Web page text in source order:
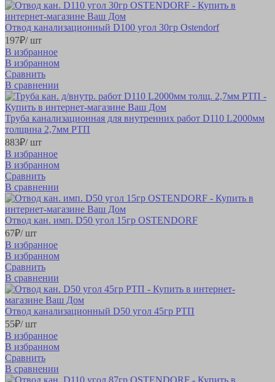
Отвод канализационный D100 угол 30гр Ostendorf
197₽/ шт
В избранное
В избранном
Сравнить
В сравнении
Труба канализационная для внутренних работ D110 L2000мм
толщина 2,7мм РТП
883₽/ шт
В избранное
В избранном
Сравнить
В сравнении
Отвод кан. имп. D50 угол 15гр OSTENDORF
67₽/ шт
В избранное
В избранном
Сравнить
В сравнении
Отвод канализационный D50 угол 45гр РТП
55₽/ шт
В избранное
В избранном
Сравнить
В сравнении